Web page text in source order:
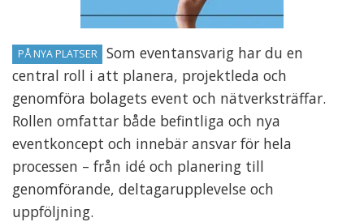
PÅ NYA PLATSER
Som eventansvarig har du en
central roll i att planera, projektleda och
genomföra bolagets event och nätverksträffar.
Rollen omfattar både befintliga och nya
eventkoncept och innebär ansvar för hela
processen – från idé och planering till
genomförande, deltagarupplevelse och
uppföljning.